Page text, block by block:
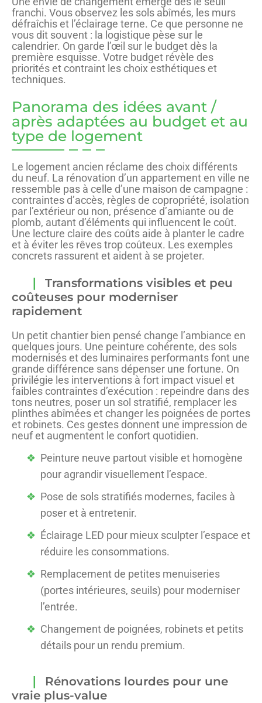
franchi. Vous observez les sols abîmés, les murs
défraîchis et l’éclairage terne. Ce que personne ne
vous dit souvent : la logistique pèse sur le
calendrier. On garde l’œil sur le budget dès la
première esquisse. Votre budget révèle des
priorités et contraint les choix esthétiques et
techniques.
Panorama des idées avant /
après adaptées au budget et au
type de logement
Le logement ancien réclame des choix différents
du neuf. La rénovation d’un appartement en ville ne
ressemble pas à celle d’une maison de campagne :
contraintes d’accès, règles de copropriété, isolation
par l’extérieur ou non, présence d’amiante ou de
plomb, autant d’éléments qui influencent le coût.
Une lecture claire des coûts aide à planter le cadre
et à éviter les rêves trop coûteux. Les exemples
concrets rassurent et aident à se projeter.
Transformations visibles et peu
coûteuses pour moderniser
rapidement
Un petit chantier bien pensé change l’ambiance en
quelques jours. Une peinture cohérente, des sols
modernisés et des luminaires performants font une
grande différence sans dépenser une fortune. On
privilégie les interventions à fort impact visuel et
faibles contraintes d’exécution : repeindre dans des
tons neutres, poser un sol stratifié, remplacer les
plinthes abîmées et changer les poignées de portes
et robinets. Ces gestes donnent une impression de
neuf et augmentent le confort quotidien.
Peinture neuve partout visible et homogène
pour agrandir visuellement l’espace.
Pose de sols stratifiés modernes, faciles à
poser et à entretenir.
Éclairage LED pour mieux sculpter l’espace et
réduire les consommations.
Remplacement de petites menuiseries
(portes intérieures, seuils) pour moderniser
l’entrée.
Changement de poignées, robinets et petits
détails pour un rendu premium.
Rénovations lourdes pour une
vraie plus-value